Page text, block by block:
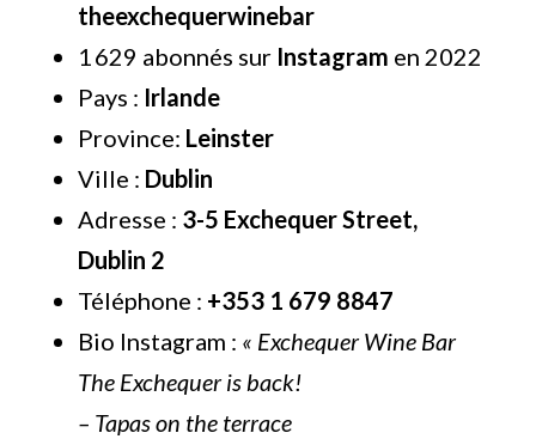
theexchequerwinebar
1 629 abonnés sur Instagram en 2022
Pays : Irlande
Province: Leinster
Ville : Dublin
Adresse : 3-5 Exchequer Street,
Dublin 2
Téléphone : +353 1 679 8847
Bio Instagram : « Exchequer Wine Bar
The Exchequer is back!
– Tapas on the terrace